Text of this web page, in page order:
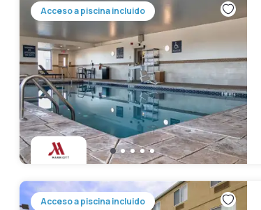
Acceso a piscina incluido
Acceso a piscina incluido